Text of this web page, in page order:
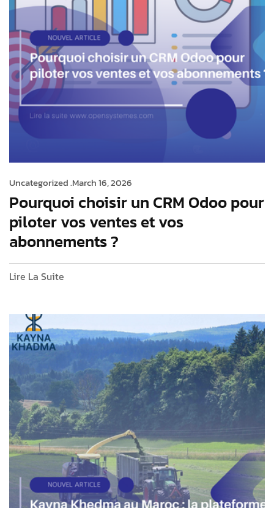
Uncategorized .March 16, 2026
Pourquoi choisir un CRM Odoo pour
piloter vos ventes et vos
abonnements ?
Lire La Suite